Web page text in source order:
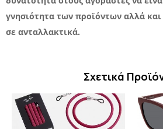
γνησιότητα των προϊόντων αλλά
σε ανταλλακτικά.
Σχετικά